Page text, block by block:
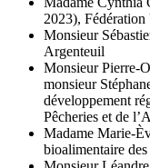
2023),
Monsieur
Argenteuil
Monsieur Pierre-
monsieur
développement
Pêcheries et de
Madame Marie-
bioalimentaire